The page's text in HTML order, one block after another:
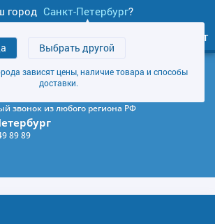
город Санкт-Петербург?
Выбрать другой
зависят цены, наличие товара и способы
доставки.
товаров
Личный кабинет
89 89
в Санкт-Петербурге (Карта)
звонок из любого региона РФ
89 89